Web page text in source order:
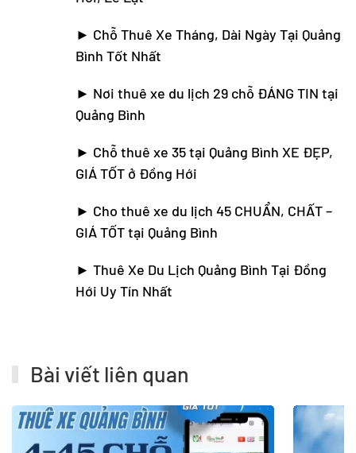
► Chỗ Thuê Xe Tháng, Dài Ngày Tại Quảng
Bình Tốt Nhất
► Nơi thuê xe du lịch 29 chỗ ĐÁNG TIN tại
Quảng Bình
► Chỗ thuê xe 35 tại Quảng Bình XE ĐẸP,
GIÁ TỐT ở Đồng Hới
► Cho thuê xe du lịch 45 CHUẨN, CHẤT –
GIÁ TỐT tại Quảng Bình
► Thuê Xe Du Lịch Quảng Bình Tại Đồng
Hới Uy Tín Nhất
Bài viết liên quan